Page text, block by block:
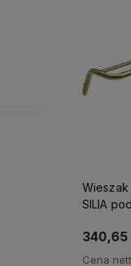
Wieszak
340,65
Cena